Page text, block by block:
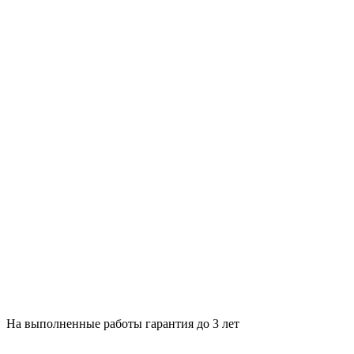
На выполненные работы гарантия до 3 лет